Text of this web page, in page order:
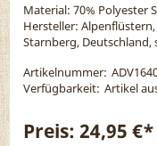
Material: 70% Polyester
Hersteller:
Starnberg, Deutschland,
Artikelnummer:
Verfügbarkeit: Artikel
Preis:24,95 €*